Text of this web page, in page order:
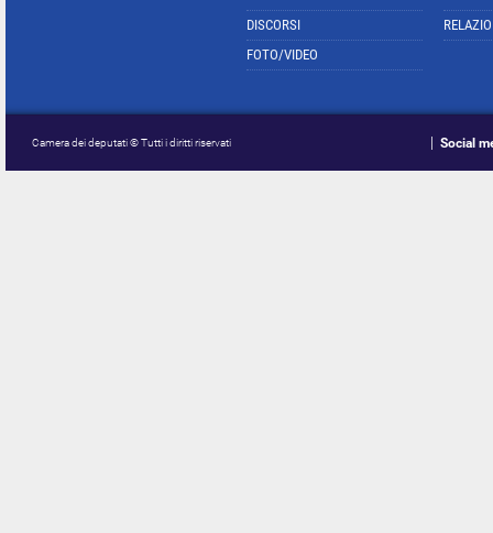
DISCORSI
FOTO/VIDEO
Camera dei deputati © Tutti i diritti riservati Social